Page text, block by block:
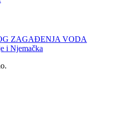
ZAGAĐENJA VODA
i Njemačka